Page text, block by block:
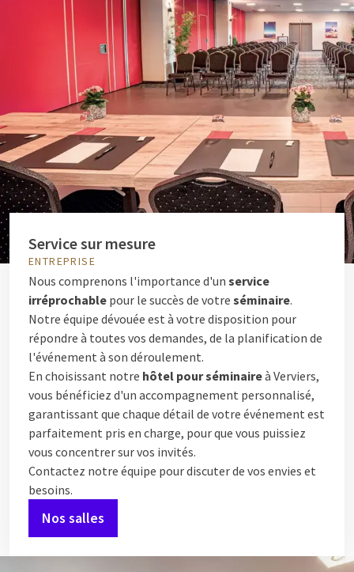
Service sur mesure
ENTREPRISE
Nous comprenons l'importance d'un service
irréprochable pour le succès de votre séminaire.
Notre équipe dévouée est à votre disposition pour
répondre à toutes vos demandes, de la planification de
l'événement à son déroulement.
En choisissant notre hôtel pour séminaireà Verviers,
vous bénéficiez d'un accompagnement personnalisé,
garantissant que chaque détail de votre événement est
parfaitement pris en charge, pour que vous puissiez
vous concentrer sur vos invités.
Contactez notre équipe pour discuter de vos envies et
besoins.
Nos salles